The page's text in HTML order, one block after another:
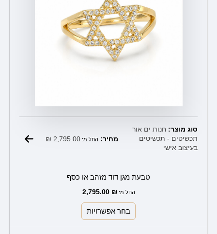
סוג מוצר: חנות ים אור
תכשיטים - תכשיטים
בעיצוב אישי
מחיר: החל מ: 2,795.00
₪
טבעת מגן דוד מזהב או כסף
החל מ: 2,795.00 ₪
בחר אפשרויות
המוצר